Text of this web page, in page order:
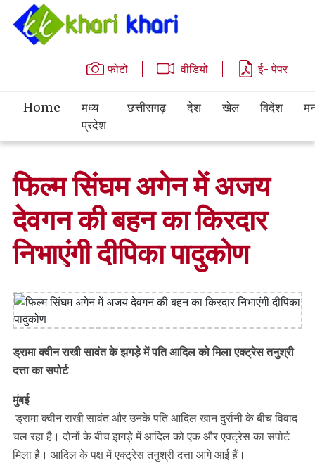
फोटो वीडियो ई- पेपर
Home
मध्य
प्रदेश
छत्तीसगढ़ देश खेल विदेश
फिल्म सिंघम अगेन में अजय
देवगन की बहन का किरदार
निभाएंगी दीपिका पादुकोण
ड्रामा क्वीन राखी सावंत के झगड़े में पति आदिल को मिला एक्ट्रेस तनुश्री
दत्ता का सपोर्ट
मुंबई
ड्रामा क्वीन राखी सावंत और उनके पति आदिल खान दुर्रानी के बीच विवाद
चल रहा है। दोनों के बीच झगड़े में आदिल को एक और एक्ट्रेस का सपोर्ट
मिला है। आदिल के पक्ष में एक्ट्रेस तनुश्री दत्ता आगे आई हैं।